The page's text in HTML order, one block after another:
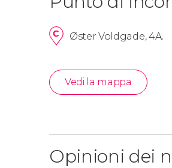
Øster Voldgade, 4A.
Vedi la mappa
Opinioni dei